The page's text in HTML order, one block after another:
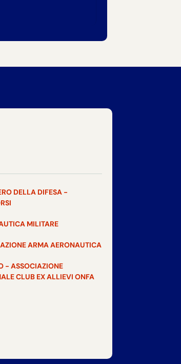
DELLA DIFESA -
MILITARE
ARMA AERONAUTICA
- ASSOCIAZIONE
CLUB EX ALLIEVI ONFA